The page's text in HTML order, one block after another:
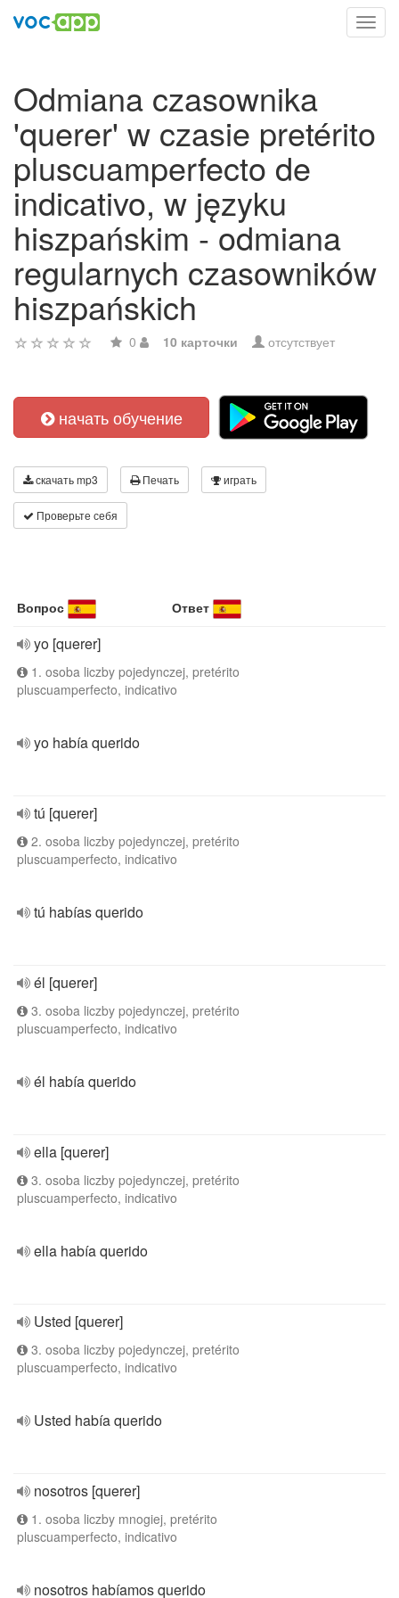
Odmiana czasownika
'querer' w czasie pretérito
pluscuamperfecto de
indicativo, w języku
hiszpańskim - odmiana
regularnych czasowników
hiszpańskich
0 10 карточки отсутствует
начать обучение
скачать mp3 Печать играть
Проверьте себя
Вопрос Ответ
yo [querer]
1. osoba liczby pojedynczej, pretérito
pluscuamperfecto, indicativo
yo había querido
tú [querer]
2. osoba liczby pojedynczej, pretérito
pluscuamperfecto, indicativo
tú habías querido
él [querer]
3. osoba liczby pojedynczej, pretérito
pluscuamperfecto, indicativo
él había querido
ella [querer]
3. osoba liczby pojedynczej, pretérito
pluscuamperfecto, indicativo
ella había querido
Usted [querer]
3. osoba liczby pojedynczej, pretérito
pluscuamperfecto, indicativo
Usted había querido
nosotros [querer]
1. osoba liczby mnogiej, pretérito
pluscuamperfecto, indicativo
nosotros habíamos querido